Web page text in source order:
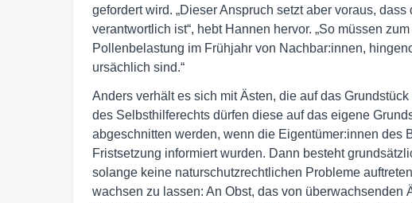
gefordert wird. „Dieser Anspruch setzt aber voraus,
verantwortlich ist“, hebt Hannen hervor. „So müssen
Pollenbelastung im Frühjahr von Nachbar:innen,
ursächlich sind.“
Anders verhält es sich mit Ästen, die auf das
des Selbsthilferechts dürfen diese auf das eigene
abgeschnitten werden, wenn die Eigentümer:innen des
Fristsetzung informiert wurden. Dann besteht
solange keine naturschutzrechtlichen Probleme
wachsen zu lassen: An Obst, das von überwachsenden